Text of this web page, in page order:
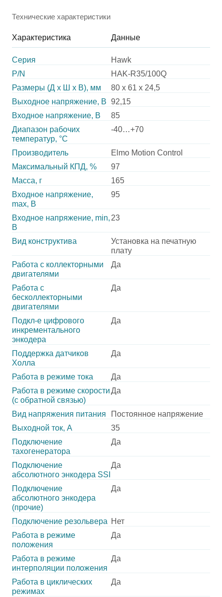
Технические характеристики
Характеристика Данные
Серия
Hawk
P/N
HAK-R35/100Q
Размеры (Д х Ш х В), мм
80 x 61 x 24,5
Выходное напряжение, В 92,15
Входное напряжение, В
85
Диапазон рабочих
температур, °С
-40…+70
Производитель
Elmo Motion Control
Максимальный КПД, %
97
Масса, г
165
Входное напряжение,
max, В
95
Входное напряжение, min,
В
23
Вид конструктива
Установка на печатную
плату
Работа с коллекторными
двигателями
Да
Работа с
бесколлекторными
двигателями
Да
Подкл-е цифрового
инкрементального
энкодера
Да
Поддержка датчиков
Холла
Да
Работа в режиме тока
Да
Работа в режиме скорости
(с обратной связью)
Да
Вид напряжения питания
Постоянное напряжение
Выходной ток, А
35
Подключение
тахогенератора
Да
Подключение
абсолютного энкодера SSI
Да
Подключение
абсолютного энкодера
(прочие)
Да
Подключение резольвера Нет
Работа в режиме
положения
Да
Работа в режиме
интерполяции положения
Да
Работа в циклических
режимах
Да